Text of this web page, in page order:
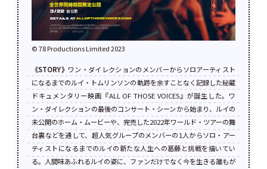
©︎ 78 Productions Limited 2023
《STORY》 ワン・ダイレクションのメンバーからソロアーティスト
になるまでのルイ・トムリンソンの軌跡を余すことなく記録した秘蔵
ドキュメンタリー映画『ALL OF THOSE VOICES』が誕生した。ワ
ン・ダイレクションの最後のコンサート・シーンから始まり、ルイの
未公開のホーム・ムービーや、完売した2022年ワールド・ツアーの舞
台裏などを通して、超人気グループのメンバーの1人からソロ・アー
ティストになるまでのルイの新たな人生への葛藤と挑戦を描いてい
る。人間味あふれるルイの姿に、ファンだけでなく今を生きる誰もが